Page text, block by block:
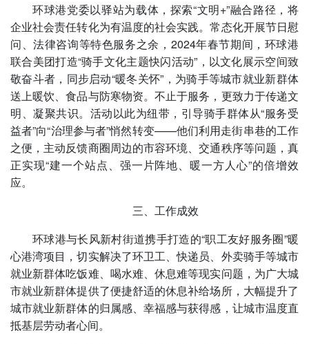
环球港党委以驿站为载体，探索“文明+”融合路径，将
企业社会责任转化为有温度的社会实践。常态化开展节日慰
问、法律咨询等特色服务之余，2024年春节期间，环球港
联合美团打造“骑手文化主题快闪活动”，以文化展示空间致
敬奋斗者，同步启动“暖冬关怀”，为骑手等城市就业新群体
送上暖饮、食品与防寒物资。不止于服务，更致力于传递文
明、凝聚共识。活动以此为纽带，引导骑手群体从“服务受
益者”向“治理参与者”悄然转变——他们利用走街串巷的工作
之便，主动反馈商圈周边的市容环境、交通秩序等问题，真
正实现“建一个站点、强一片阵地、暖一方人心”的倍增效
应。
三、工作成效
环球港与长风新村街道携手打造的“职工友好服务圈”暖
心港湾项目，切实解决了环卫工、快递员、外卖骑手等城市
就业新群体吃饭难、喝水难、休息难等现实问题，为广大城
市就业新群体提供了便捷舒适的休息补给场所，大幅提升了
城市就业新群体的归属感、幸福感与获得感，让城市温度直
抵基层劳动者心间。